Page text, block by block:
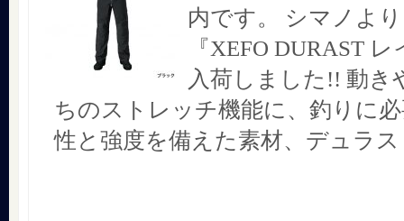
内です。 シマノよ
『XEFO DURAST
入荷しました!! 動き
ちのストレッチ機能に、釣りに
性と強度を備えた素材、デュラス